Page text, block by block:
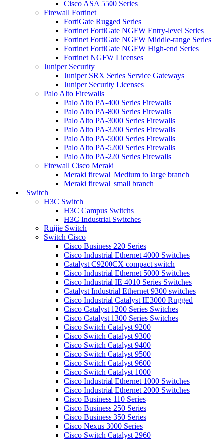
Cisco ASA 5500 Series
Firewall Fortinet
FortiGate Rugged Series
Fortinet FortiGate NGFW Entry-level Series
Fortinet FortiGate NGFW Middle-range Series
Fortinet FortiGate NGFW High-end Series
Fortinet NGFW Licenses
Juniper Security
Juniper SRX Series Service Gateways
Juniper Security Licenses
Palo Alto Firewalls
Palo Alto PA-400 Series Firewalls
Palo Alto PA-800 Series Firewalls
Palo Alto PA-3000 Series Firewalls
Palo Alto PA-3200 Series Firewalls
Palo Alto PA-5000 Series Firewalls
Palo Alto PA-5200 Series Firewalls
Palo Alto PA-220 Series Firewalls
Firewall Cisco Meraki
Meraki firewall Medium to large branch
Meraki firewall small branch
Switch
H3C Switch
H3C Campus Switchs
H3C Industrial Switches
Ruijie Switch
Switch Cisco
Cisco Business 220 Series
Cisco Industrial Ethernet 4000 Switches
Catalyst C9200CX compact switch
Cisco Industrial Ethernet 5000 Switches
Cisco Industrial IE 4010 Series Switches
Catalyst Industrial Ethernet 9300 switches
Cisco Industrial Catalyst IE3000 Rugged
Cisco Catalyst 1200 Series Switches
Cisco Catalyst 1300 Series Switches
Cisco Switch Catalyst 9200
Cisco Switch Catalyst 9300
Cisco Switch Catalyst 9400
Cisco Switch Catalyst 9500
Cisco Switch Catalyst 9600
Cisco Switch Catalyst 1000
Cisco Industrial Ethernet 1000 Switches
Cisco Industrial Ethernet 2000 Switches
Cisco Business 110 Series
Cisco Business 250 Series
Cisco Business 350 Series
Cisco Nexus 3000 Series
Cisco Switch Catalyst 2960